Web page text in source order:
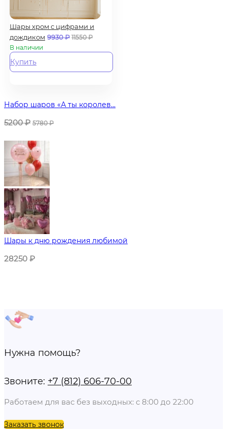
Шары хром с цифрами и
дождиком 9930₽ 11550₽
В наличии
Купить
Набор шаров «А ты королев...
5200₽ 5780₽
Шары к дню рождения любимой
28250 ₽
Нужна помощь?
Звоните: +7 (812) 606-70-00
Работаем для вас без выходных: с 8:00 до 22:00
Заказать звонок